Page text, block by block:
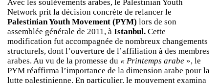
Avec les soulèvements arabes, le Palestinian Youth
Network prit la décision concrète de relancer le
Palestinian Youth Movement (PYM) lors de son
assemblée générale de 2011, à Istanbul. Cette
modification fut accompagnée de nombreux changements
structurels, dont l’ouverture de l’affiliation à des membres
arabes. Au vu de la promesse du « Printemps arabe », le
PYM réaffirma l’importance de la dimension arabe pour la
lutte palestinienne. En particulier, le mouvement examina